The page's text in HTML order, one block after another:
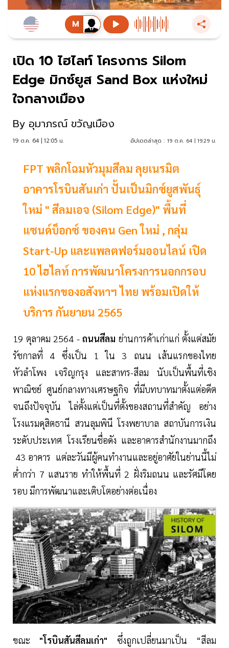
เปิด 10 ไฮไลท์ โครงการ Silom
Edge มิกซ์ยูส Sand Box แห่งใหม่
ใจกลางเมือง
By อุมาภรณ์ ขวัญเมือง
19 ต.ค. 64 | 12:05 น. อัปเดตล่าสุด : 19 ต.ค. 64 | 19:29 น.
FPT พลิกโฉมหัวมุมสีลม ลุยเนรมิต
อาคารโรบินสันเก่า ปั้นเป็นมิกซ์ยูสพันธุ์
ใหม่ " สีลมเอจ (Silom Edge)" พื้นที่
แซนด์บ็อกซ์ ของคน Gen ใหม่ , กลุ่ม
Start-Up และแพลตฟอร์มออนไลน์ เปิด
10 ไฮไลท์ การพัฒนาโครงการนอกกรอบ
แห่งแรกของอสังหาฯ ไทย พร้อมเปิดให้
บริการ กันยายน 2565
19 ตุลาคม 2564 - ถนนสีลม ย่านการค้าเก่าแก่ ตั้งแต่สมัย
รัชกาลที่ 4 ซึ่งเป็น 1 ใน 3 ถนน เส้นแรกของไทย
หัวลำโพง เจริญกรุง และสาทร-สีลม นับเป็นพื้นที่เชิง
พาณิชย์ ศูนย์กลางทางเศรษฐกิจ ที่มีบทบาทมาตั้งแต่อดีต
จนถึงปัจจุบัน ไล่ตั้งแต่เป็นที่ตั้งของสถานที่สำคัญ อย่าง
โรงแรมดุสิตธานี สวนลุมพินี โรงพยาบาล สถาบันการเงิน
ระดับประเทศ โรงเรียนชื่อดัง และอาคารสำนักงานมากถึง
43 อาคาร แต่ละวันมีผู้คนทำงานและอยู่อาศัยในย่านนี้ไม่
ต่ำกว่า 7 แสนราย ทำให้พื้นที่ 2 ฝั่งริมถนน และรัศมีโดย
รอบ มีการพัฒนาและเติบโตอย่างต่อเนื่อง
ขณะ "โรบินสันสีลมเก่า" ซึ่งถูกเปลี่ยนมาเป็น “สีลม